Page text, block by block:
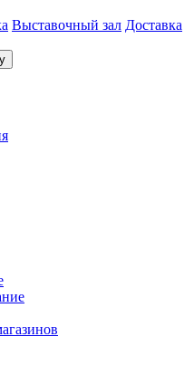
Выставочный зал Доставка